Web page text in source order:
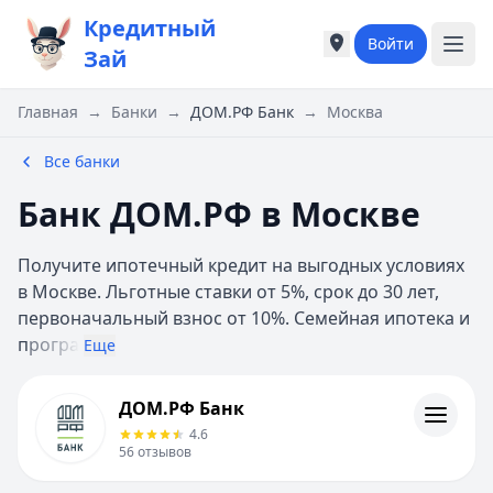
Кредитный
Зай
Города России
Москва
Е
К
Казань
Красноярск
Нижний Новгород
Города России
Москва
Е
К
Казань
Красноярск
Нижний Новгород
Войти
Главная → Банки → ДОМ.РФ Банк → Москва
Все банки
Банк ДОМ.РФ в Москве
Получите ипотечный кредит на выгодных условиях
в Москве. Льготные ставки от 5%, срок до 30 лет,
первоначальный взнос от 10%. Семейная ипотека и
програ Еще
Кредиты
Отзывы
ДОМ.РФ Банк
4.6
56отзывов